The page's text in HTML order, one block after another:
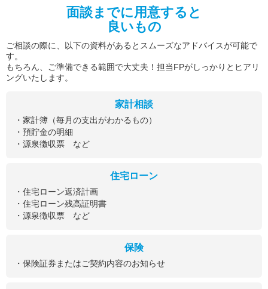
面談までに用意すると
良いもの
ご相談の際に、以下の資料があるとスムーズなアドバイスが可能で
す。
もちろん、ご準備できる範囲で大丈夫！担当FPがしっかりとヒアリ
ングいたします。
家計相談
・家計簿（毎月の支出がわかるもの）
・預貯金の明細
・源泉徴収票 など
住宅ローン
・住宅ローン返済計画
・住宅ローン残高証明書
・源泉徴収票 など
保険
・保険証券またはご契約内容のお知らせ